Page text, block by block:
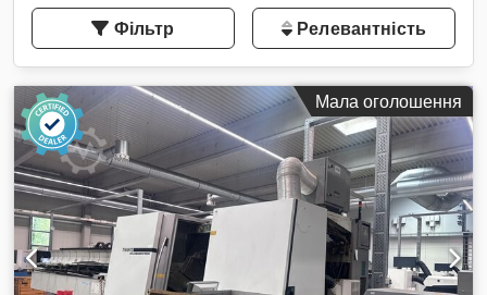
Фільтр Релевантність
Мала оголошення